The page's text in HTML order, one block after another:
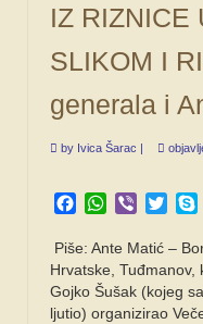
IZ RIZNICE
SLIKOM I
generala i
by Ivica Šarac |
Facebook
WhatsApp
Viber
Piše: Ante Matić –
Hrvatske,
Gojko Šušak (kojeg
ljutio) organizirao